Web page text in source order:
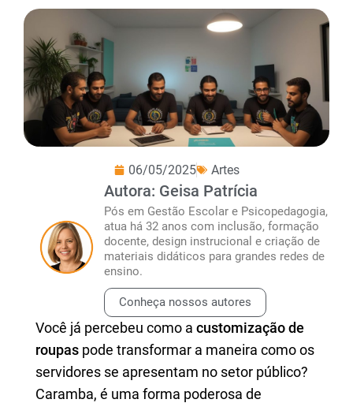
06/05/2025 Artes
Autora: Geisa Patrícia
Pós em Gestão Escolar e Psicopedagogia,
atua há 32 anos com inclusão, formação
docente, design instrucional e criação de
materiais didáticos para grandes redes de
ensino.
Conheça nossos autores
Você já percebeu como a customização de
roupas pode transformar a maneira como os
servidores se apresentam no setor público?
Caramba, é uma forma poderosa de